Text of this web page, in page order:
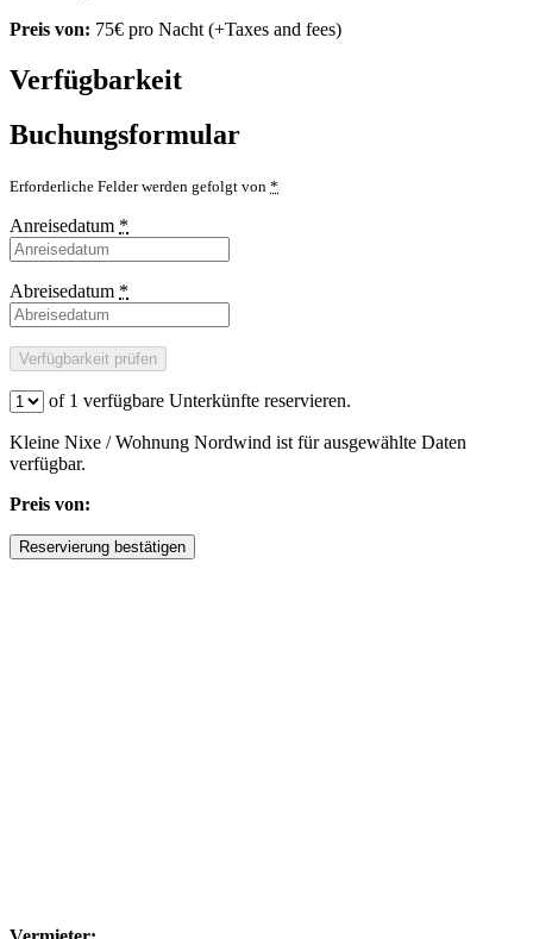
Preis von: 75€ pro Nacht (+Taxes and fees)
Verfügbarkeit
Buchungsformular
Erforderliche Felder werden gefolgt von *
Anreisedatum *
Abreisedatum *
of 1 verfügbare Unterkünfte reservieren.
Kleine Nixe / Wohnung Nordwind ist für ausgewählte Daten
verfügbar.
Preis von: